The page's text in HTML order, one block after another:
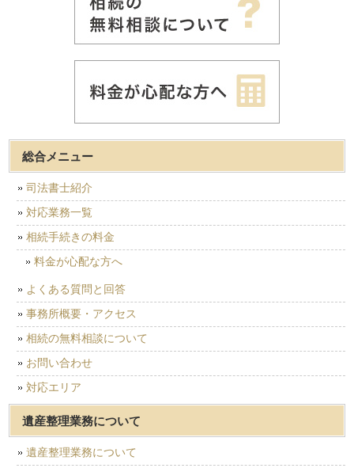
総合メニュー
司法書士紹介
対応業務一覧
相続手続きの料金
料金が心配な方へ
よくある質問と回答
事務所概要・アクセス
相続の無料相談について
お問い合わせ
対応エリア
遺産整理業務について
遺産整理業務について